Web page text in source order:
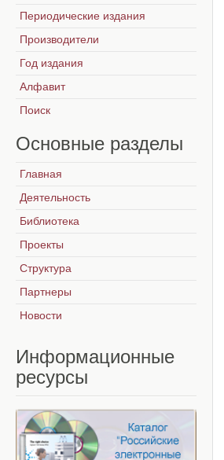
Периодические издания
Производители
Год издания
Алфавит
Поиск
Основные разделы
Главная
Деятельность
Библиотека
Проекты
Структура
Партнеры
Новости
Информационные
ресурсы